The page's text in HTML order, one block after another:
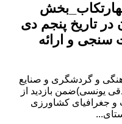
در تاریخ پنجم دی
سنجی و ارائه
و گردشگری و صنایع
یونسی)ضمن بازدید از
جغرافیای کشاورزی